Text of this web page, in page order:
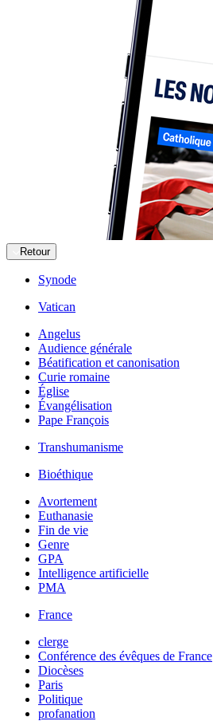
Retour
Synode
Vatican
Angelus
Audience générale
Béatification et canonisation
Curie romaine
Église
Évangélisation
Pape François
Transhumanisme
Bioéthique
Avortement
Euthanasie
Fin de vie
Genre
GPA
Intelligence artificielle
PMA
France
clerge
Conférence des évêques de France
Diocèses
Paris
Politique
profanation